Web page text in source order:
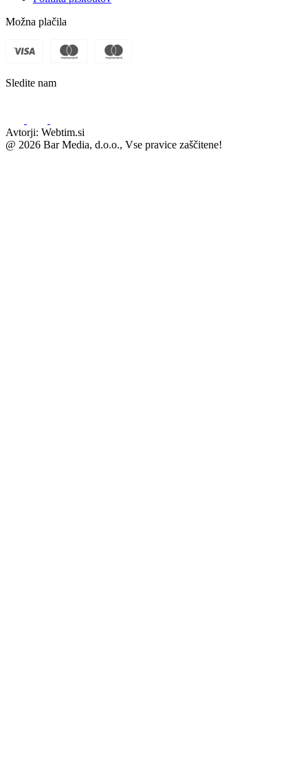
Možna plačila
Sledite nam
Avtorji: Webtim.si
@ 2026 Bar Media, d.o.o., Vse pravice zaščitene!